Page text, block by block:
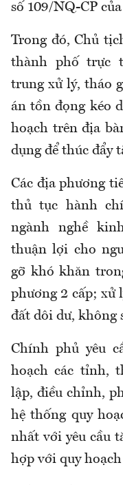
số 109/NQ-CP
Trong đó, Chủ
thành phố trực
trung xử lý, tháo
án tồn đọng kéo
hoạch trên địa
dụng để thúc đẩy
Các địa phương
thủ tục hành
ngành nghề
thuận lợi cho
gỡ khó khăn
phương 2 cấp; xử
đất dôi dư, không
Chính phủ yêu
hoạch các tỉnh,
lập, điều chỉnh,
hệ thống quy
nhất với yêu cầu
hợp với quy